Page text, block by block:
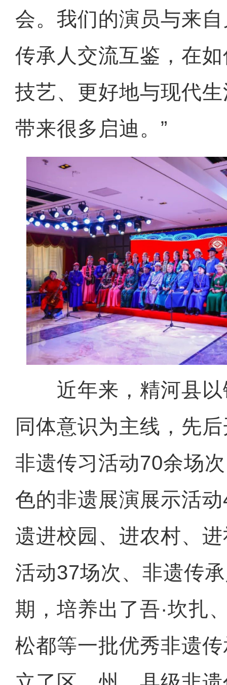
会。我们的演员与来
传承人交流互鉴，在
技艺、更好地与现代
带来很多启迪。”
近年来，精河县以
同体意识为主线，先
非遗传习活动70余场
色的非遗展演展示活
遗进校园、进农村、
活动37场次、非遗传
期，培养出了吾·坎扎
松都等一批优秀非遗